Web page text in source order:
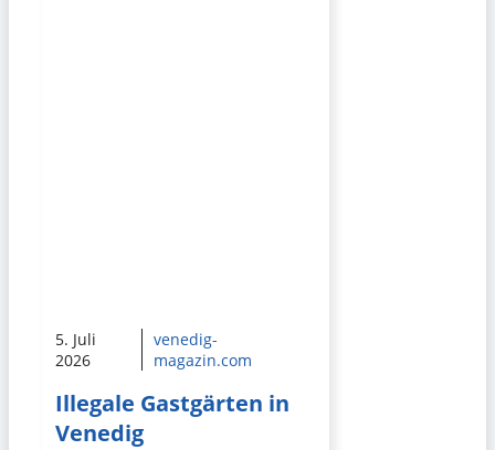
5. Juli
2026
venedig-
magazin.com
Illegale Gastgärten in
Venedig